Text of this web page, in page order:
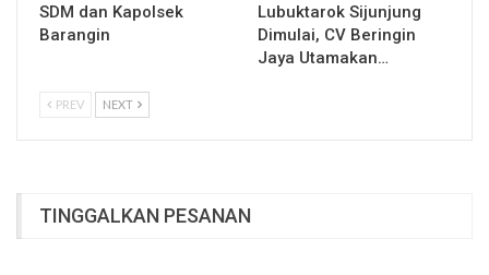
SDM dan Kapolsek
Barangin
Lubuktarok Sijunjung
Dimulai, CV Beringin
Jaya Utamakan…
PREV NEXT
TINGGALKAN PESANAN